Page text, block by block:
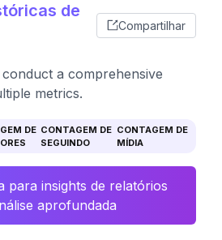
de
Compartilhar
a comprehensive
metrics.
DE CONTAGEM DE
SEGUINDO
CONTAGEM DE
MÍDIA
para insights de relatórios
aprofundada